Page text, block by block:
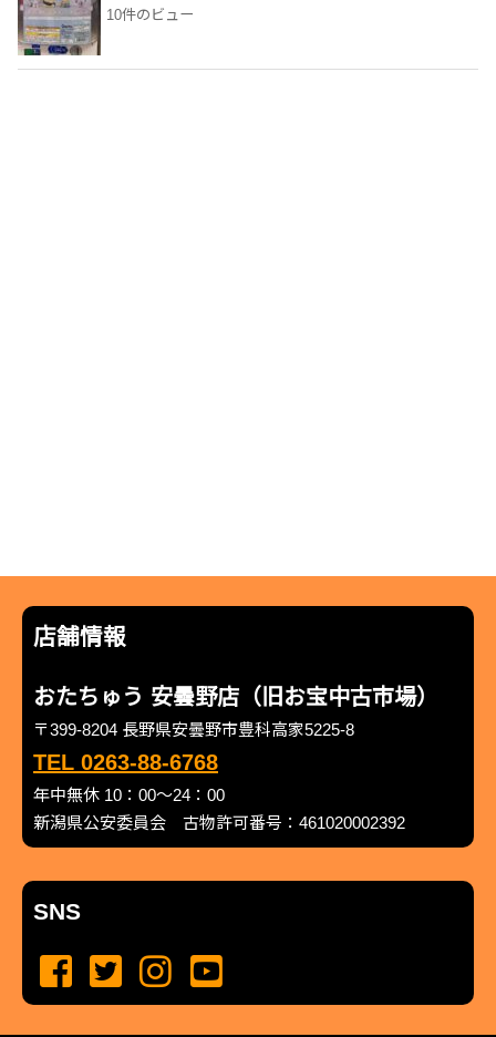
10件のビュー
店舗情報
おたちゅう 安曇野店（旧お宝中古市場）
〒399-8204 長野県安曇野市豊科高家5225-8
TEL 0263-88-6768
年中無休 10：00～24：00
新潟県公安委員会 古物許可番号：461020002392
SNS